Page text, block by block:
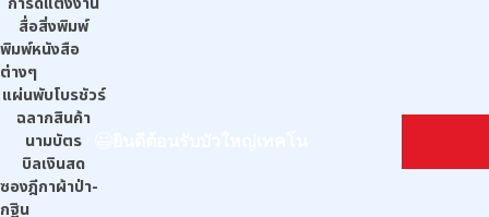
สื่อสิ่งพิมพ์
พิมพ์หนังสือ
ต่างๆ
แผ่นพับโบรชัวร์
ฉลากสินค้า
นามบัตร
บิลเงินสด
ซองฎีกาผ้าป่า-
กฐิน